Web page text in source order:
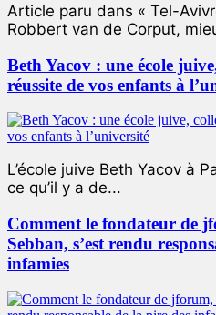
Article paru dans « Tel-
Robbert van de Corput,
Beth Yacov : une école
réussite de vos enfants à
L’école juive Beth Yacov à
ce qu’il y a de...
Comment le fondateur de
Sebban, s’est rendu
infamies